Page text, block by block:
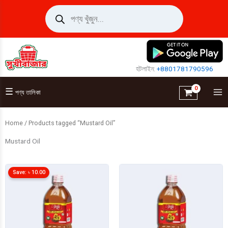
Products
search
হটলাইন:+8801781790596
☰ পণ্য তালিকা
Home / Products tagged “Mustard Oil”
Mustard Oil
Save: ৳ 10.00